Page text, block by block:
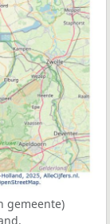
gemeente)